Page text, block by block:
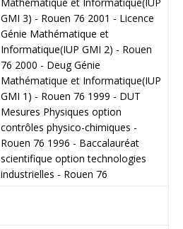
GMI 3) - Rouen 76 2001 - Licence
Génie Mathématique et
Informatique(IUP GMI 2) - Rouen
76 2000 - Deug Génie
Mathématique et Informatique(IUP
GMI 1) - Rouen 76 1999 - DUT
Mesures Physiques option
contrôles physico-chimiques -
Rouen 76 1996 - Baccalauréat
scientifique option technologies
industrielles - Rouen 76